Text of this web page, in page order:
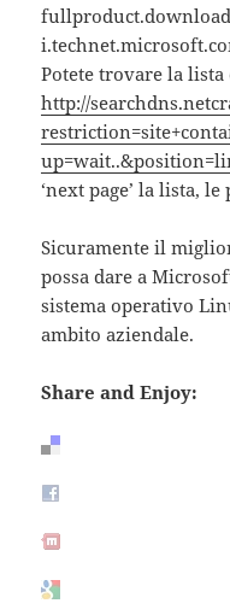
Potete trovare la lista
http://
‘next page’ la lista,
Sicuramente il
possa dare a
sistema operativo
ambito aziendale.
Share and Enjoy: